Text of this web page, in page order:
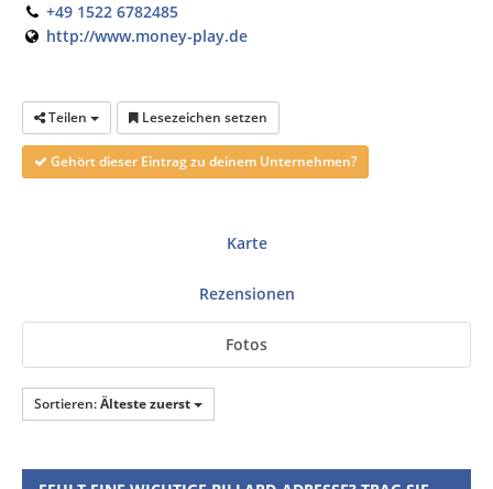
+49 1522 6782485
http://www.money-play.de
Teilen Lesezeichen setzen
Gehört dieser Eintrag zu deinem Unternehmen?
Karte
Rezensionen
Fotos
Sortieren:Älteste zuerst